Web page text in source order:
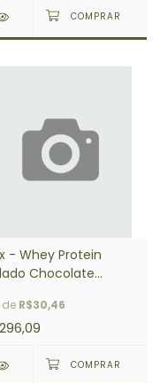
- Whey Protein
Chocolate
de R$30,46